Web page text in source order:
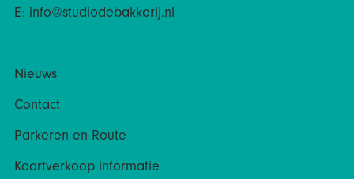
E: info@studiodebakkerij.nl
Nieuws
Contact
Parkeren en Route
Kaartverkoop informatie